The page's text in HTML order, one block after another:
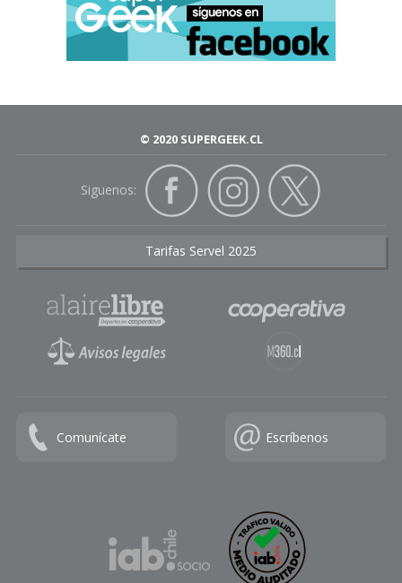
© 2020 SUPERGEEK.CL
Siguenos:
Tarifas Servel 2025
Comunícate Escríbenos